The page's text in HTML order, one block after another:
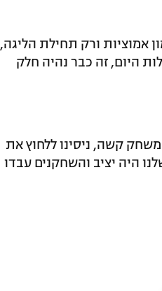
אמוציות ורק תחילת הליגה,
היום, זה כבר נהיה חלק
קשה, ניסינו ללחוץ את
היה יציב והשחקנים עבדו